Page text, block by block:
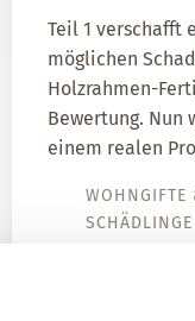
Teil 1 verschafft
möglichen
Holzrahmen-
Bewertung. Nun
einem realen
WOHNGIFTE
SCHÄDLINGE